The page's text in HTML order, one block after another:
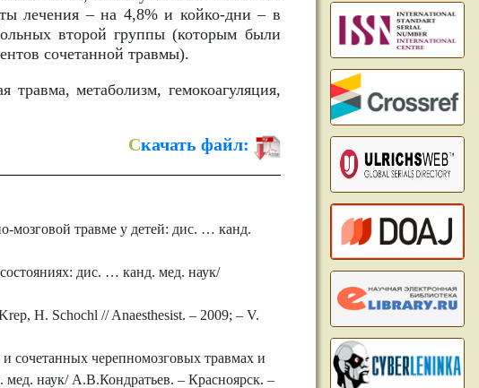
лечения – на 4,8% и койко-дни – в
второй группы (которым были
сочетанной травмы).
травма, метаболизм, гемокоагуляция,
Скачать файл:
мозговой травме у детей: дис. … канд.
дис. … канд. мед. наук/
H. Schochl // Anaesthesist. – 2009; – V.
сочетанных черепномозговых травмах и
наук/ А.В.Кондратьев. – Красноярск. –